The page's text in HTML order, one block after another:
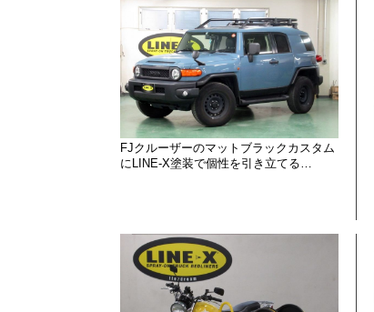
FJクルーザーのマットブラックカスタム
にLINE-X塗装で個性を引き立てる…